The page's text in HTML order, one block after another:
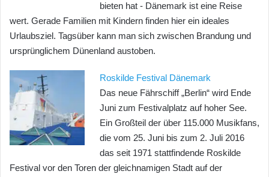
bieten hat - Dänemark ist eine Reise
wert. Gerade Familien mit Kindern finden hier ein ideales
Urlaubsziel. Tagsüber kann man sich zwischen Brandung und
ursprünglichem Dünenland austoben.
Roskilde Festival Dänemark
Das neue Fährschiff „Berlin“ wird Ende
Juni zum Festivalplatz auf hoher See.
Ein Großteil der über 115.000 Musikfans,
die vom 25. Juni bis zum 2. Juli 2016
das seit 1971 stattfindende Roskilde
Festival vor den Toren der gleichnamigen Stadt auf der